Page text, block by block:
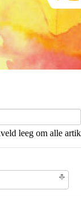
leeg om alle